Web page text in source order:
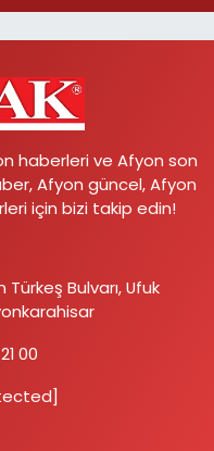
haberleri ve Afyon son
Afyon güncel, Afyon
için bizi takip edin!
Bulvarı, Ufuk
00